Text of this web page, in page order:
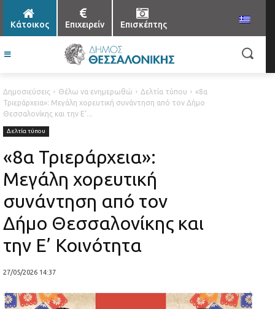
Κάτοικος Επιχειρείν Επισκέπτης
Δημοσιεύσεις Θέλω να ενημερωθώ Δελτία τύπου
«8α
Τριεράρχεια»: Μεγάλη χορευτική συνάντηση από τον Δήμο
Θεσσαλονίκης και την Ε'...
Δελτία τύπου
«8α Τριεράρχεια»:
Μεγάλη χορευτική
συνάντηση από τον
Δήμο Θεσσαλονίκης και
την Ε’ Κοινότητα
27/05/2026 14:37